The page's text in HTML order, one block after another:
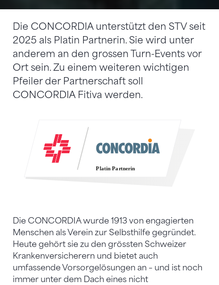
Die CONCORDIA unterstützt den STV seit
2025 als Platin Partnerin. Sie wird unter
anderem an den grossen Turn-Events vor
Ort sein. Zu einem weiteren wichtigen
Pfeiler der Partnerschaft soll
CONCORDIA Fitiva werden.
Platin Partnerin
Die CONCORDIA wurde 1913 von engagierten
Menschen als Verein zur Selbsthilfe gegründet.
Heute gehört sie zu den grössten Schweizer
Krankenversicherern und bietet auch
umfassende Vorsorgelösungen an – und ist noch
immer unter dem Dach eines nicht